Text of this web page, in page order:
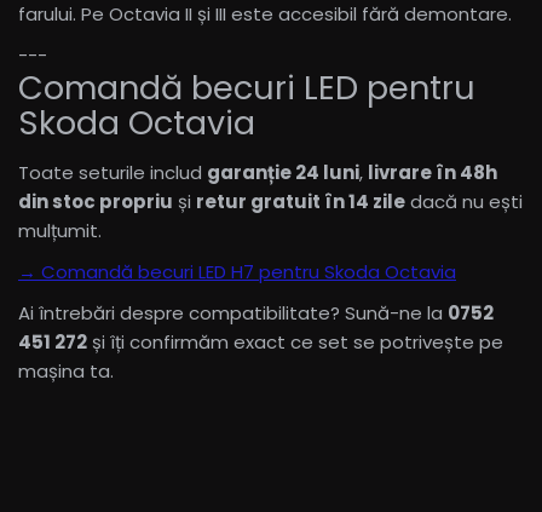
farului. Pe Octavia II și III este accesibil fără demontare.
---
Comandă becuri LED pentru
Skoda Octavia
Toate seturile includ garanție 24 luni, livrare în 48h
din stoc propriu și retur gratuit în 14 ziledacă nu ești
mulțumit.
→ Comandă becuri LED H7 pentru Skoda Octavia
Ai întrebări despre compatibilitate? Sună-ne la 0752
451 272 și îți confirmăm exact ce set se potrivește pe
mașina ta.